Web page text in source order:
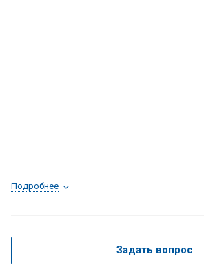
Подробнее
Задать вопрос